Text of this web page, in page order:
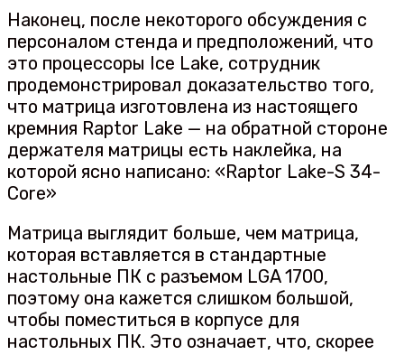
Наконец, после некоторого обсуждения с
персоналом стенда и предположений, что
это процессоры Ice Lake, сотрудник
продемонстрировал доказательство того,
что матрица изготовлена из настоящего
кремния Raptor Lake — на обратной стороне
держателя матрицы есть наклейка, на
которой ясно написано: «Raptor Lake-S 34-
Core»
Матрица выглядит больше, чем матрица,
которая вставляется в стандартные
настольные ПК с разъемом LGA 1700,
поэтому она кажется слишком большой,
чтобы поместиться в корпусе для
настольных ПК. Это означает, что, скорее